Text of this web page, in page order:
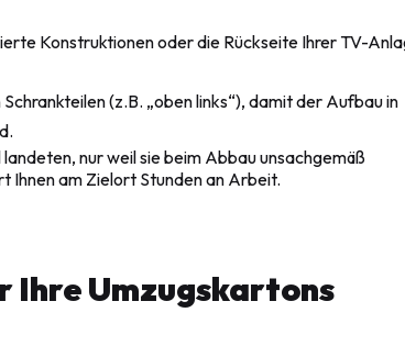
Konstruktionen oder die Rückseite Ihrer TV-
(z.B. „oben links“), damit der Aufbau in
nur weil sie beim Abbau unsachgemäß
Ihnen am Zielort Stunden an Arbeit.
Ihre Umzugskartons